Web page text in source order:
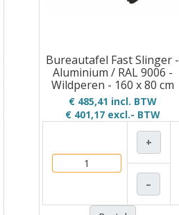
Bureautafel Fast Slinger -
Aluminium / RAL 9006 -
Wildperen - 160 x 80 cm
€ 485,41 incl. BTW
€ 401,17excl.- BTW
+
–